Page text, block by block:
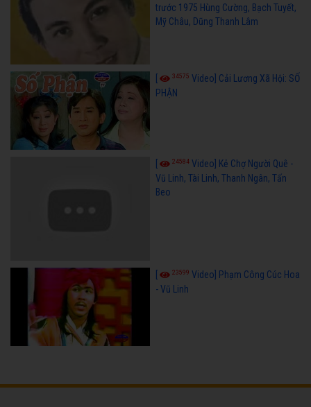
trước 1975 Hùng Cường, Bạch Tuyết,
Mỹ Châu, Dũng Thanh Lâm
34575 Video] Cải Lương Xã Hội: SỐ
PHẬN
24584 Video] Kẻ Chợ Người Quê -
Vũ Linh, Tài Linh, Thanh Ngân, Tấn
Beo
23599 Video] Phạm Công Cúc Hoa
- Vũ Linh